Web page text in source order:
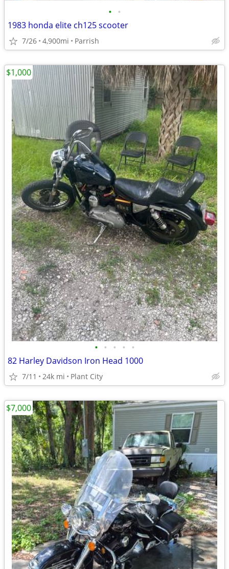
• •
1983 honda elite ch125 scooter
7/26 4,900mi Parrish
• • • • •
82 Harley Davidson Iron Head 1000
7/11 24k mi Plant City
$1,000
$7,000